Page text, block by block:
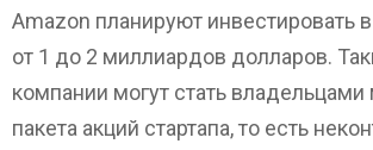
Amazon планируют инвестировать
от 1 до 2 миллиардов долларов.
компании могут стать владельцами
пакета акций стартапа, то есть